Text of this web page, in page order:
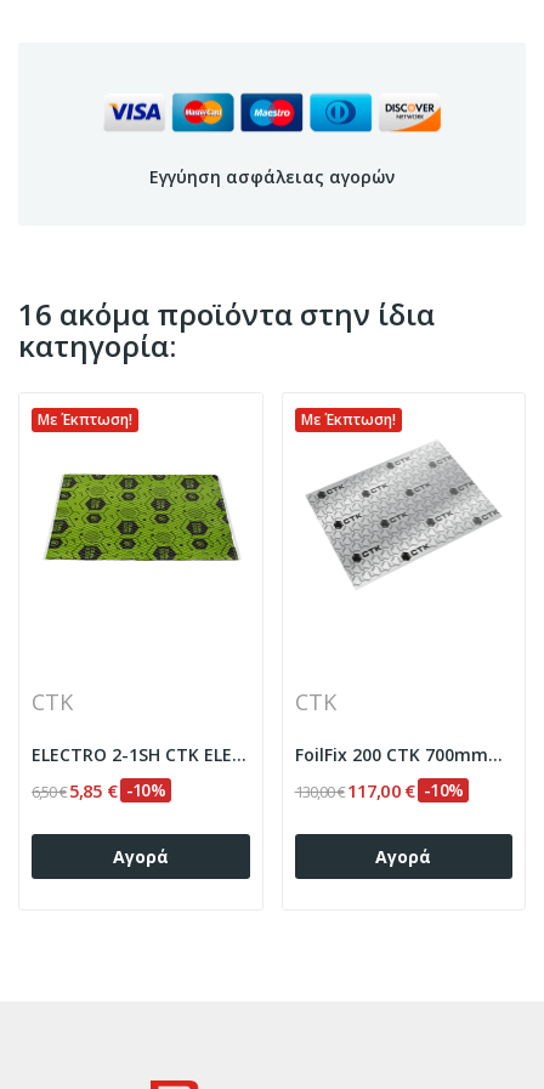
Εγγύηση ασφάλειας αγορών
16 ακόμα προϊόντα στην ίδια
κατηγορία:
Με Έκπτωση!
CTK
ELECTRO 2-1SH CTK ELECTRO 2.0mm. 370*500 1-SHEET
6,50 €5,85 € -10%
Αγορά
Με Έκπτωση!
CTK
FoilFix 200 CTK 700mmX500mm -package of 10
130,00 €117,00 € -10%
Αγορά